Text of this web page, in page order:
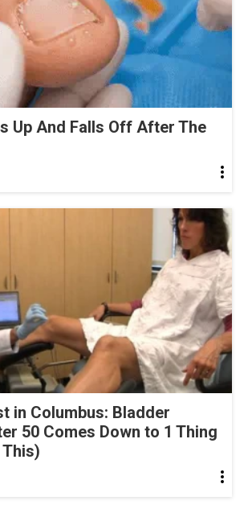
Up And Falls Off After The
in Columbus: Bladder
50 Comes Down to 1 Thing